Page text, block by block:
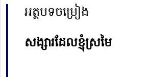
អត្ថបទចម្រៀង
សង្សារដែលខ្ញុំស្រមៃ